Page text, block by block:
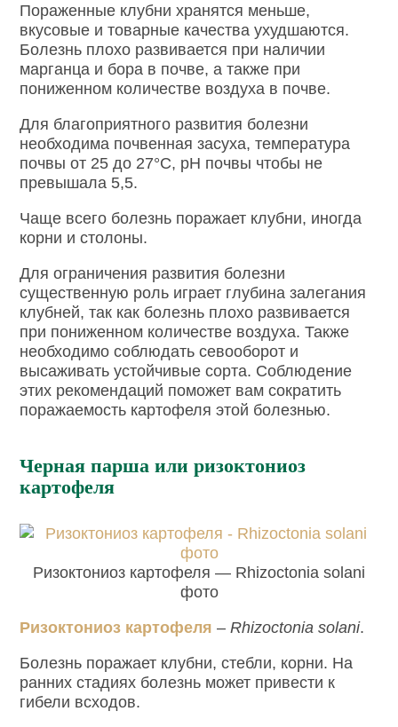
Пораженные клубни хранятся меньше,
вкусовые и товарные качества ухудшаются.
Болезнь плохо развивается при наличии
марганца и бора в почве, а также при
пониженном количестве воздуха в почве.
Для благоприятного развития болезни
необходима почвенная засуха, температура
почвы от 25 до 27°С, рН почвы чтобы не
превышала 5,5.
Чаще всего болезнь поражает клубни, иногда
корни и столоны.
Для ограничения развития болезни
существенную роль играет глубина залегания
клубней, так как болезнь плохо развивается
при пониженном количестве воздуха. Также
необходимо соблюдать севооборот и
высаживать устойчивые сорта. Соблюдение
этих рекомендаций поможет вам сократить
поражаемость картофеля этой болезнью.
Черная парша или ризоктониоз
картофеля
Ризоктониоз картофеля — Rhizoctonia solani
фото
Ризоктониоз картофеля –Rhizoctonia solani.
Болезнь поражает клубни, стебли, корни. На
ранних стадиях болезнь может привести к
гибели всходов.